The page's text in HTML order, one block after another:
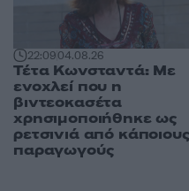
22:0904.08.26
Τέτα Κωνσταντά: Με
ενοχλεί που η
βιντεοκασέτα
χρησιμοποιήθηκε ως
ρετσινιά από κάποιους
παραγωγούς